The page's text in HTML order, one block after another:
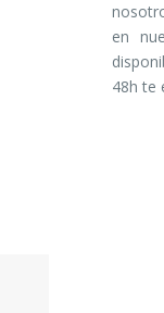
en
48h te